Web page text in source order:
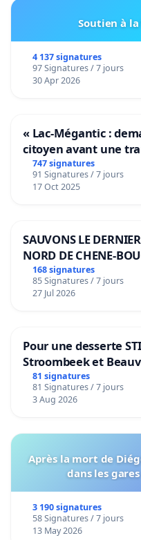
Soutien à
4 137 signatures
97 Signatures / 7 jours
30 Apr 2026
« Lac-Mégantic :
citoyen avant une
de notre territoire »
747 signatures
91 Signatures / 7 jours
17 Oct 2025
SAUVONS LE
NORD DE CHENE-
168 signatures
85 Signatures / 7 jours
27 Jul 2026
Pour une desserte
Stroombeek et
bediening van de
Voor
81 signatures
81 Signatures / 7 jours
3 Aug 2026
Après la mort de
dans les
3 190 signatures
58 Signatures / 7 jours
13 May 2026